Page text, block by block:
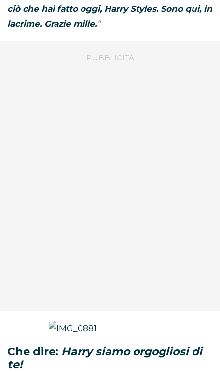
ciò che hai fatto oggi, Harry Styles. Sono qui, in
lacrime. Grazie mille.“
Che dire: Harry siamo orgogliosi di
te!